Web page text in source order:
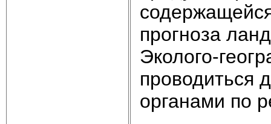
прогноза
Эколого-
проводиться
органами по